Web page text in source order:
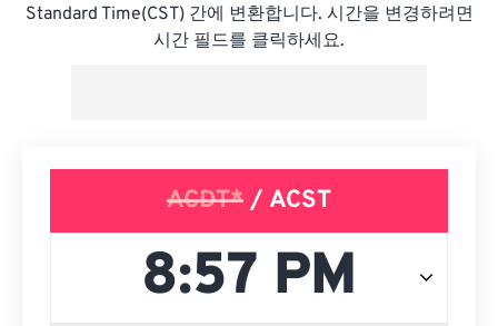
Standard Time(CST) 간에 변환합니다. 시간을 변경하려면
시간 필드를 클릭하세요.
ACDT* / ACST